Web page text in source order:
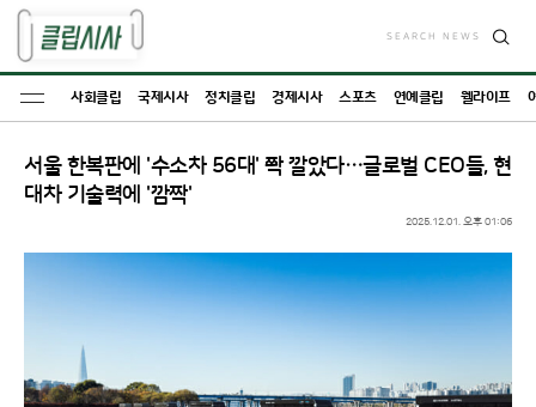
SEARCH NEWS
검
색
사회클립 국제시사 정치클립 경제시사 스포츠 연예클립 웰라이프
서울 한복판에 '수소차 56대' 쫙 깔았다…글로벌 CEO들, 현
대차 기술력에 '깜짝'
2025.12.01. 오후 01:06